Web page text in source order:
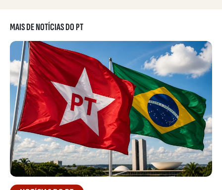
MAIS DE NOTÍCIAS DO PT